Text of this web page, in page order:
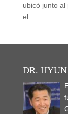
ubicó junto
el...
DR.